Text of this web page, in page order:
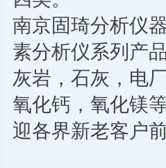
南京固琦分析仪
素分析仪系列产
灰岩，石灰，电
氧化钙，氧化镁
迎各界新老客户